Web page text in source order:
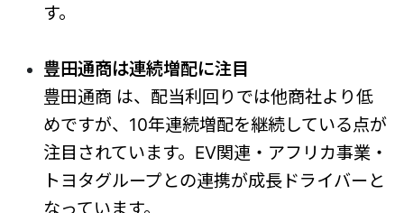
す。
豊田通商は連続増配に注目
豊田通商 は、配当利回りでは他商社より低
めですが、10年連続増配を継続している点が
注目されています。EV関連・アフリカ事業・
トヨタグループとの連携が成長ドライバーと
なっています。